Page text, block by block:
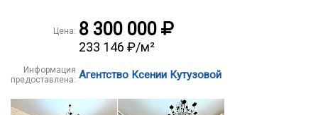
Цена: 8 300 000
233 146 ₽/м²
Информация
предоставлена: Агентство Ксении Кутузовой